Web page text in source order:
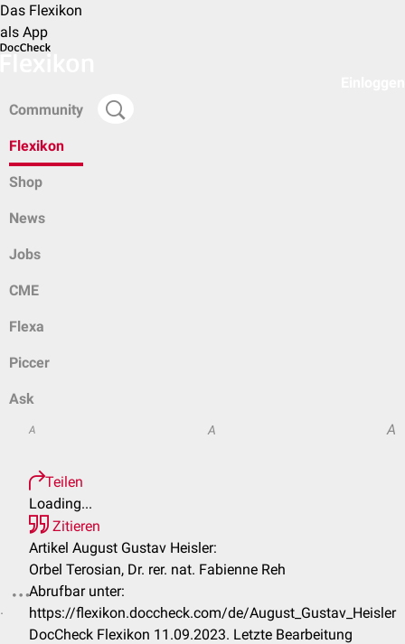
Das Flexikon
als App
Community
Flexikon
Shop
News
Jobs
CME
Flexa
Piccer
Ask
A A A
Teilen
Loading...
Zitieren
Artikel August Gustav Heisler:
Orbel Terosian, Dr. rer. nat. Fabienne Reh
Abrufbar unter:
https://flexikon.doccheck.com/de/August_Gustav_Heisler
DocCheck Flexikon 11.09.2023. Letzte Bearbeitung